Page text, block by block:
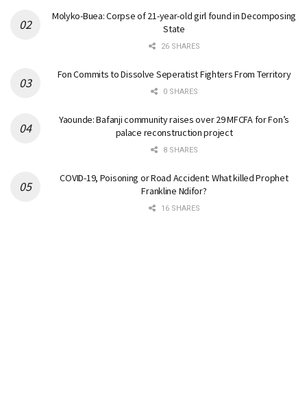
Molyko-Buea: Corpse of 21-year-old girl found in Decomposing
State
26 SHARES
Fon Commits to Dissolve Seperatist Fighters From Territory
0 SHARES
Yaounde: Bafanji community raises over 29 MFCFA for Fon’s
palace reconstruction project
8 SHARES
COVID-19, Poisoning or Road Accident: What killed Prophet
Frankline Ndifor?
16 SHARES